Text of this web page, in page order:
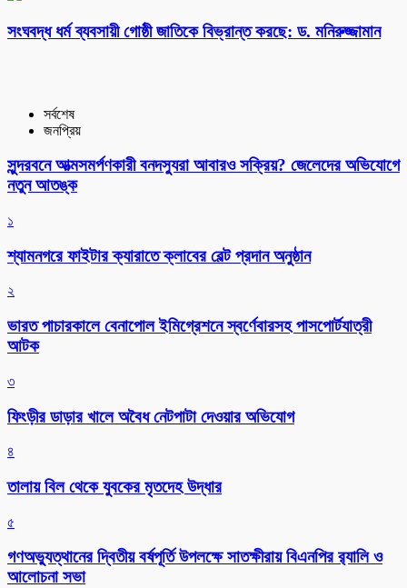
সংঘবদ্ধ ধর্ম ব্যবসায়ী গোষ্ঠী জাতিকে বিভ্রান্ত করছে: ড. মনিরুজ্জামান
সর্বশেষ
জনপ্রিয়
সুন্দরবনে আত্মসমর্পণকারী বনদস্যুরা আবারও সক্রিয়? জেলেদের অভিযোগে
নতুন আতঙ্ক
১
শ্যামনগরে ফাইটার ক্যারাতে ক্লাবের বেল্ট প্রদান অনুষ্ঠান
২
ভারত পাচারকালে বেনাপোল ইমিগ্রেশনে স্বর্ণেবারসহ পাসপোর্টযাত্রী
আটক
৩
ফিংড়ীর ডাড়ার খালে অবৈধ নেটপাটা দেওয়ার অভিযোগ
৪
তালায় বিল থেকে যুবকের মৃতদেহ উদ্ধার
৫
গণঅভ্যুত্থানের দ্বিতীয় বর্ষপূর্তি উপলক্ষে সাতক্ষীরায় বিএনপির র‌্যালি ও
আলোচনা সভা